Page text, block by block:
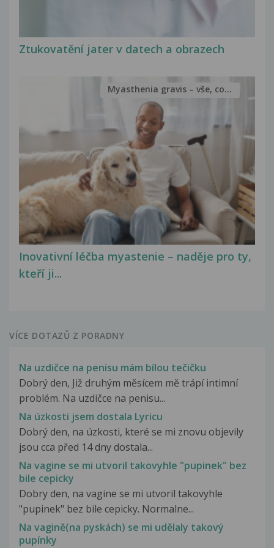
Ztukovatění jater v datech a obrazech
Inovativní léčba myastenie – naděje pro ty,
kteří ji...
Myasthenia gravis – vše, co...
VÍCE DOTAZŮ Z PORADNY
Na uzdičce na penisu mám bílou tečičku
Dobrý den, Již druhým měsícem mě trápí intimní
problém. Na uzdičce na penisu...
Na úzkosti jsem dostala Lyricu
Dobrý den, na úzkosti, které se mi znovu objevily
jsou cca před 14 dny dostala...
Na vagine se mi utvoril takovyhle "pupinek" bez
bile cepicky
Dobry den, na vagine se mi utvoril takovyhle
"pupinek" bez bile cepicky. Normalne...
Na vagině(na pyskách) se mi udělaly takový
pupínky